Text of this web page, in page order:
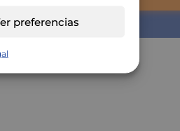
preferencias